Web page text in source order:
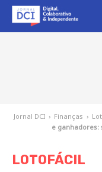
Jornal DCI › Finanças ›
e ganhadores:
LOTOFÁCIL